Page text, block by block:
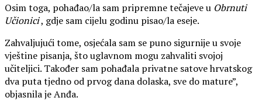
Osim toga, pohađao/la sam pripremne tečajeve u Obrnuti
Učionici, gdje sam cijelu godinu pisao/la eseje.
Zahvaljujući tome, osjećala sam se puno sigurnije u svoje
vještine pisanja, što uglavnom mogu zahvaliti svojoj
učiteljici. Također sam pohađala privatne satove hrvatskog
dva puta tjedno od prvog dana dolaska, sve do mature”,
objasnila je Anđa.